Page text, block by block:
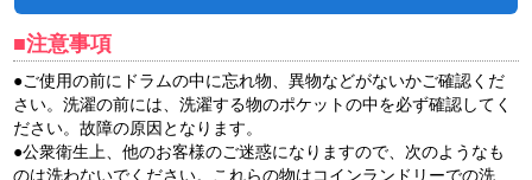
■注意事項
●ご使用の前にドラムの中に忘れ物、異物などがないかご確認くだ
さい。洗濯の前には、洗濯する物のポケットの中を必ず確認してく
ださい。故障の原因となります。
●公衆衛生上、他のお客様のご迷惑になりますので、次のようなも
のは洗わないでください。これらの物はコインランドリーでの洗